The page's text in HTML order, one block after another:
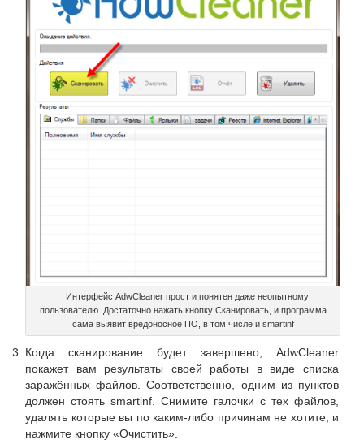
Интерфейс AdwCleaner прост и понятен даже неопытному
пользователю. Достаточно нажать кнопку Сканировать, и программа
сама выявит вредоносное ПО, в том числе и smartinf
Когда сканирование будет завершено, AdwCleaner
покажет вам результаты своей работы в виде списка
заражённых файлов. Соответственно, одним из пунктов
должен стоять smartinf. Снимите галочки с тех файлов,
удалять которые вы по каким-либо причинам не хотите, и
нажмите кнопку «Очистить».